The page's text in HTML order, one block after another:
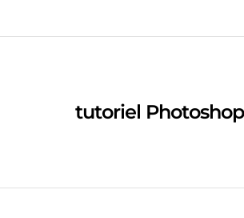
tutoriel Photoshop